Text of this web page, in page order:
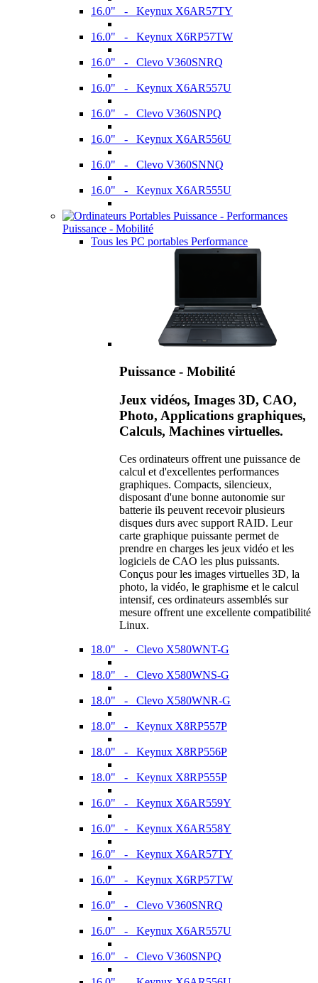
16.0" - Keynux X6AR57TY
16.0" - Keynux X6RP57TW
16.0" - Clevo V360SNRQ
16.0" - Keynux X6AR557U
16.0" - Clevo V360SNPQ
16.0" - Keynux X6AR556U
16.0" - Clevo V360SNNQ
16.0" - Keynux X6AR555U
Puissance - Mobilité
Tous les PC portables Performance
Puissance - Mobilité
Jeux vidéos, Images 3D, CAO,
Photo, Applications graphiques,
Calculs, Machines virtuelles.
Ces ordinateurs offrent une puissance de
calcul et d'excellentes performances
graphiques. Compacts, silencieux,
disposant d'une bonne autonomie sur
batterie ils peuvent recevoir plusieurs
disques durs avec support RAID. Leur
carte graphique puissante permet de
prendre en charges les jeux vidéo et les
logiciels de CAO les plus puissants.
Conçus pour les images virtuelles 3D, la
photo, la vidéo, le graphisme et le calcul
intensif, ces ordinateurs assemblés sur
mesure offrent une excellente compatibilité
Linux.
18.0" - Clevo X580WNT-G
18.0" - Clevo X580WNS-G
18.0" - Clevo X580WNR-G
18.0" - Keynux X8RP557P
18.0" - Keynux X8RP556P
18.0" - Keynux X8RP555P
16.0" - Keynux X6AR559Y
16.0" - Keynux X6AR558Y
16.0" - Keynux X6AR57TY
16.0" - Keynux X6RP57TW
16.0" - Clevo V360SNRQ
16.0" - Keynux X6AR557U
16.0" - Clevo V360SNPQ